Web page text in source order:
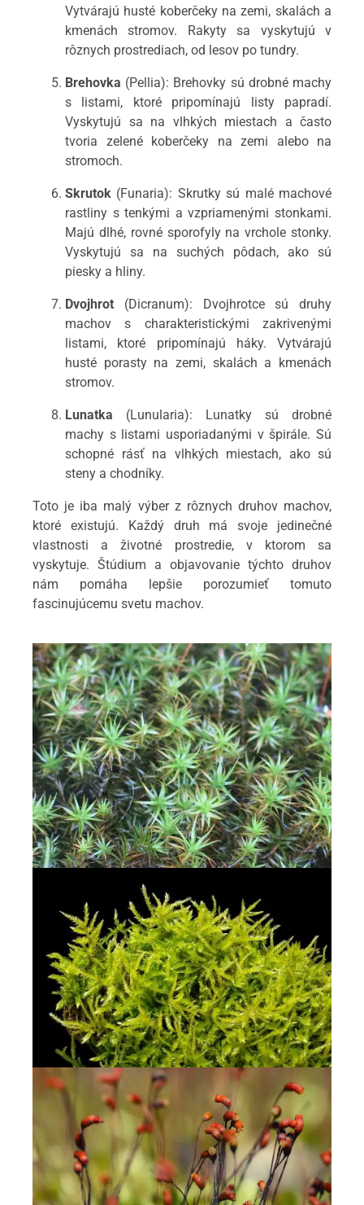
Vytvárajú husté koberčeky na zemi, skalách a
kmenách stromov. Rakyty sa vyskytujú v
rôznych prostrediach, od lesov po tundry.
Brehovka (Pellia): Brehovky sú drobné machy
s listami, ktoré pripomínajú listy papradí.
Vyskytujú sa na vlhkých miestach a často
tvoria zelené koberčeky na zemi alebo na
stromoch.
Skrutok (Funaria): Skrutky sú malé machové
rastliny s tenkými a vzpriamenými stonkami.
Majú dlhé, rovné sporofyly na vrchole stonky.
Vyskytujú sa na suchých pôdach, ako sú
piesky a hliny.
Dvojhrot (Dicranum): Dvojhrotce sú druhy
machov s charakteristickými zakrivenými
listami, ktoré pripomínajú háky. Vytvárajú
husté porasty na zemi, skalách a kmenách
stromov.
Lunatka (Lunularia): Lunatky sú drobné
machy s listami usporiadanými v špirále. Sú
schopné rásť na vlhkých miestach, ako sú
steny a chodníky.
Toto je iba malý výber z rôznych druhov machov,
ktoré existujú. Každý druh má svoje jedinečné
vlastnosti a životné prostredie, v ktorom sa
vyskytuje. Štúdium a objavovanie týchto druhov
nám pomáha lepšie porozumieť tomuto
fascinujúcemu svetu machov.